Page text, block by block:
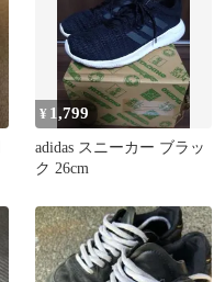
¥ 1,799
adidas スニーカー ブラッ
ク 26cm